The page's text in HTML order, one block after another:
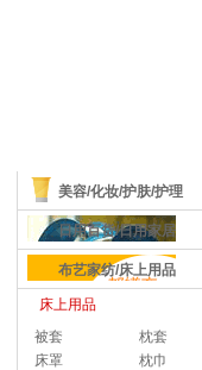
美容/化妆/护肤/护理
日用百货/日用家居
布艺家纺/床上用品
床上用品
被套
枕套
床罩
枕巾